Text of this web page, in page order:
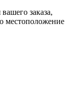
заказа,
местоположение